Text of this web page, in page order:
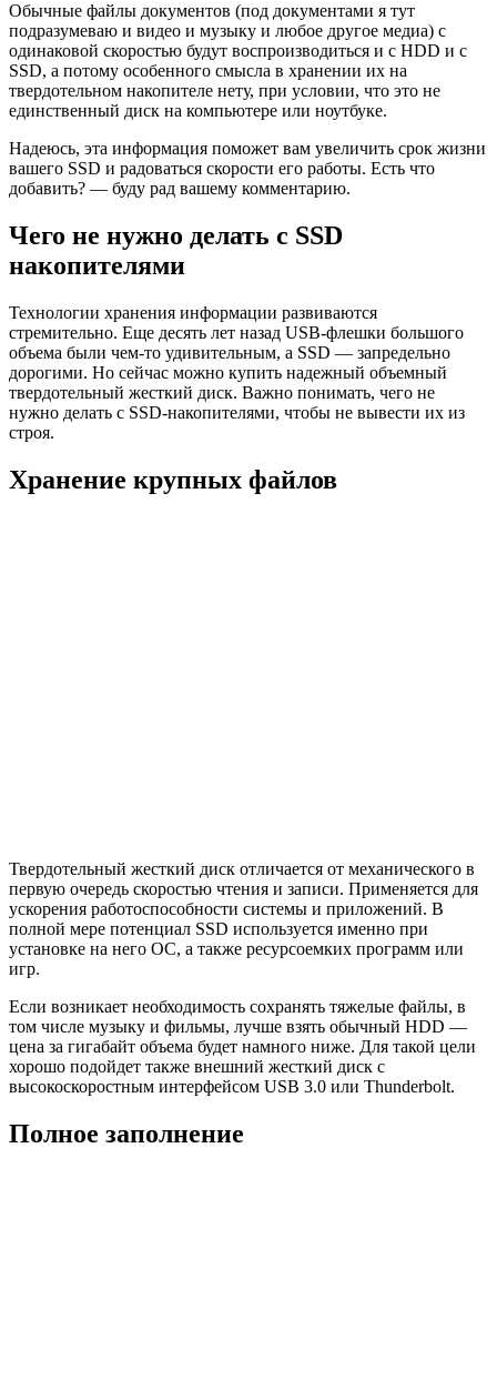
Обычные файлы документов (под документами я тут
подразумеваю и видео и музыку и любое другое медиа) с
одинаковой скоростью будут воспроизводиться и с HDD и с
SSD, а потому особенного смысла в хранении их на
твердотельном накопителе нету, при условии, что это не
единственный диск на компьютере или ноутбуке.
Надеюсь, эта информация поможет вам увеличить срок жизни
вашего SSD и радоваться скорости его работы. Есть что
добавить? — буду рад вашему комментарию.
Чего не нужно делать с SSD
накопителями
Технологии хранения информации развиваются
стремительно. Еще десять лет назад USB-флешки большого
объема были чем-то удивительным, а SSD — запредельно
дорогими. Но сейчас можно купить надежный объемный
твердотельный жесткий диск. Важно понимать, чего не
нужно делать с SSD-накопителями, чтобы не вывести их из
строя.
Хранение крупных файлов
Твердотельный жесткий диск отличается от механического в
первую очередь скоростью чтения и записи. Применяется для
ускорения работоспособности системы и приложений. В
полной мере потенциал SSD используется именно при
установке на него ОС, а также ресурсоемких программ или
игр.
Если возникает необходимость сохранять тяжелые файлы, в
том числе музыку и фильмы, лучше взять обычный HDD —
цена за гигабайт объема будет намного ниже. Для такой цели
хорошо подойдет также внешний жесткий диск с
высокоскоростным интерфейсом USB 3.0 или Thunderbolt.
Полное заполнение